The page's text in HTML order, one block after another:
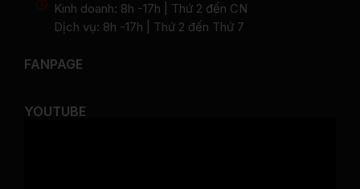
Kinh doanh: 8h -17h | Thứ 2 đến CN
Dịch vụ: 8h -17h | Thứ 2 đến Thứ 7
FANPAGE
YOUTUBE